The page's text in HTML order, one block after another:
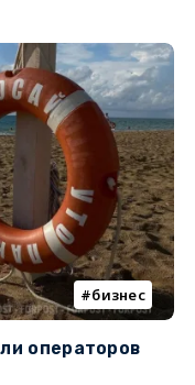
бизнес
операторов